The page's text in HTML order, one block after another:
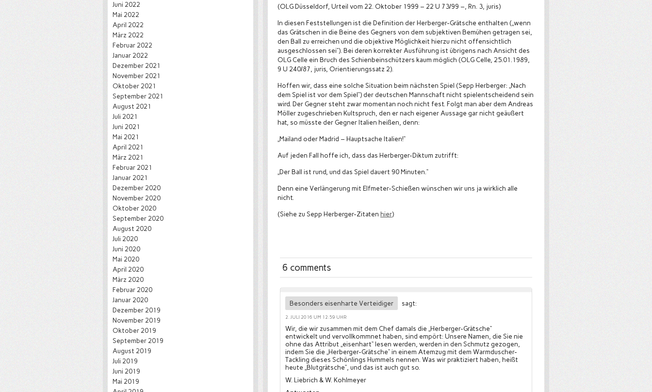
(OLG Düsseldorf, Urteil vom 22. Oktober 1999 – 22 U 73/99 –, Rn. 3, juris)
In diesen Feststellungen ist die Definition der Herberger-Grätsche enthalten („wenn
das Grätschen in die Beine des Gegners von dem subjektiven Bemühen getragen sei,
den Ball zu erreichen und die objektive Möglichkeit hierzu nicht offensichtlich
ausgeschlossen sei“). Bei deren korrekter Ausführung ist übrigens nach Ansicht des
OLG Celle ein Bruch des Schienbeinschützers kaum möglich (OLG Celle, 25.01.1989,
9 U 240/87, juris, Orientierungssatz 2).
Hoffen wir, dass eine solche Situation beim nächsten Spiel (Sepp Herberger: „Nach
dem Spiel ist vor dem Spiel“) der deutschen Mannschaft nicht spielentscheidend sein
wird. Der Gegner steht zwar momentan noch nicht fest. Folgt man aber dem Andreas
Möller zugeschrieben Kultspruch, den er nach eigener Aussage gar nicht geäußert
hat, so müsste der Gegner Italien heißen, denn:
„Mailand oder Madrid – Hauptsache Italien!“
Auf jeden Fall hoffe ich, dass das Herberger-Diktum zutrifft:
„Der Ball ist rund, und das Spiel dauert 90 Minuten.“
Denn eine Verlängerung mit Elfmeter-Schießen wünschen wir uns ja wirklich alle
nicht.
(Siehe zu Sepp Herberger-Zitaten hier)
6 comments
Besonders eisenharte Verteidiger sagt:
2. JULI 2016 UM 12:59 UHR
Wir, die wir zusammen mit dem Chef damals die „Herberger-Grätsche“
entwickelt und vervollkommnet haben, sind empört: Unsere Namen, die Sie nie
ohne das Attribut „eisenhart“ lesen werden, werden in den Schmutz gezogen,
indem Sie die „Herberger-Grätsche“ in einem Atemzug mit dem Warmduscher-
Tackling dieses Schönlings Hummels nennen. Was wir praktiziert haben, heißt
heute „Blutgrätsche“, und das ist auch gut so.
W. Liebrich & W. Kohlmeyer
Juni 2022
Mai 2022
April 2022
März 2022
Februar 2022
Januar 2022
Dezember 2021
November 2021
Oktober 2021
September 2021
August 2021
Juli 2021
Juni 2021
Mai 2021
April 2021
März 2021
Februar 2021
Januar 2021
Dezember 2020
November 2020
Oktober 2020
September 2020
August 2020
Juli 2020
Juni 2020
Mai 2020
April 2020
März 2020
Februar 2020
Januar 2020
Dezember 2019
November 2019
Oktober 2019
September 2019
August 2019
Juli 2019
Juni 2019
Mai 2019